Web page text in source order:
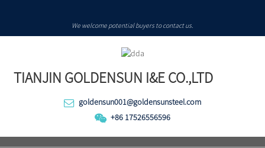
We welcome potential buyers to contact us.
TIANJIN GOLDENSUN I&E CO.,LTD
goldensun001@goldensunsteel.com
+86 17526556596